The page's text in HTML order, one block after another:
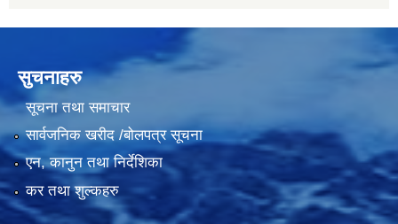
सुचनाहरु
सूचना तथा समाचार
सार्वजनिक खरीद /बोलपत्र सूचना
एन, कानुन तथा निर्देशिका
कर तथा शुल्कहरु